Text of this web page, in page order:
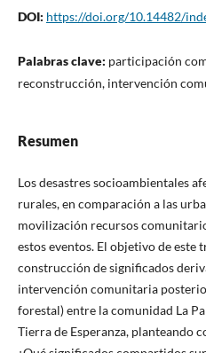
DOI: https://doi.org/10.14482/
Palabras clave: participación
reconstrucción, intervención
Resumen
Los desastres socioambientales
rurales, en comparación a las
movilización recursos
estos eventos. El objetivo de este
construcción de significados
intervención comunitaria
forestal) entre la comunidad La
Tierra de Esperanza, planteando